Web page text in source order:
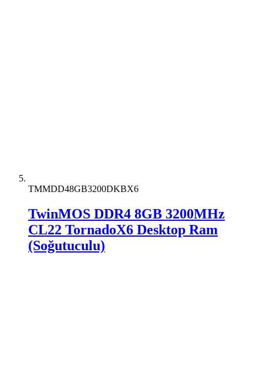
TMMDD48GB3200DKBX6
TwinMOS DDR4 8GB 3200MHz
CL22 TornadoX6 Desktop Ram
(Soğutuculu)